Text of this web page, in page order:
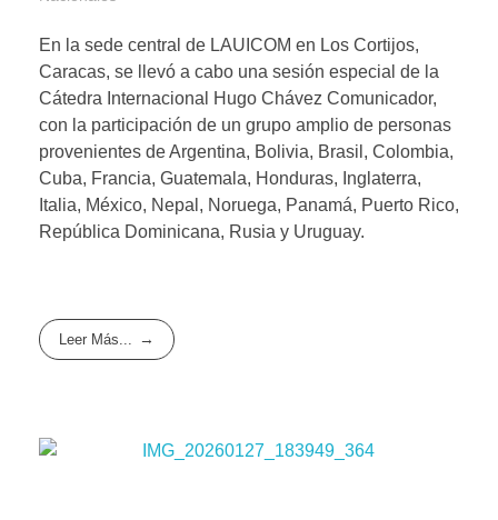
En la sede central de LAUICOM en Los Cortijos,
Caracas, se llevó a cabo una sesión especial de la
Cátedra Internacional Hugo Chávez Comunicador,
con la participación de un grupo amplio de personas
provenientes de Argentina, Bolivia, Brasil, Colombia,
Cuba, Francia, Guatemala, Honduras, Inglaterra,
Italia, México, Nepal, Noruega, Panamá, Puerto Rico,
República Dominicana, Rusia y Uruguay.
Leer Más...